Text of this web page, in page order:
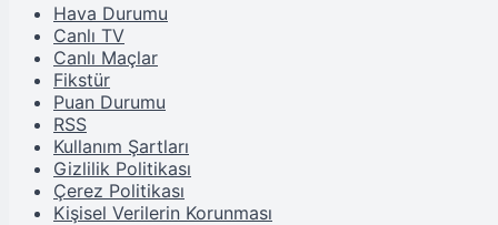
Hava Durumu
Canlı TV
Canlı Maçlar
Fikstür
Puan Durumu
RSS
Kullanım Şartları
Gizlilik Politikası
Çerez Politikası
Kişisel Verilerin Korunması